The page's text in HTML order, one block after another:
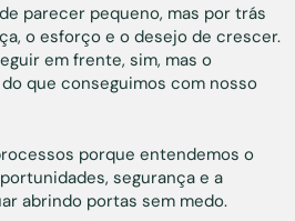
parecer pequeno, mas por trás
o esforço e o desejo de crescer.
em frente, sim, mas o
que conseguimos com nosso
porque entendemos o
segurança e a
abrindo portas sem medo.